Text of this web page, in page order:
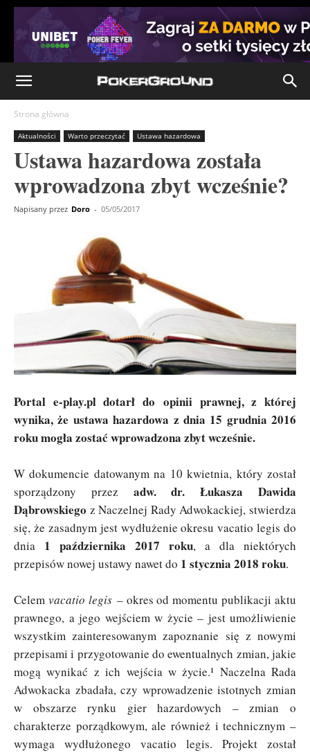
Strona główna
Aktualności Warto przeczytać Ustawa hazardowa
Ustawa hazardowa została
wprowadzona zbyt wcześnie?
Napisany przez Doro - 05/05/2017
Portal e-play.pl dotarł doopinii prawnej, z której
wynika, że ustawa hazardowa z dnia 15 grudnia 2016
roku mogła zostać wprowadzona zbyt wcześnie.
W dokumencie datowanym na 10 kwietnia, który został
sporządzony przez adw. dr. Łukasza Dawida
Dąbrowskiego z Naczelnej Rady Adwokackiej, stwierdza
się, że zasadnym jest wydłużenie okresu vacatio legis do
dnia 1 października 2017 roku, a dla niektórych
przepisów nowej ustawy nawet do 1 stycznia 2018 roku.
Celem vacatio legis– okres od momentu publikacji aktu
prawnego, a jego wejściem w życie – jest umożliwienie
wszystkim zainteresowanym zapoznanie się z nowymi
przepisami i przygotowanie do ewentualnych zmian, jakie
mogą wynikać z ich wejścia w życie.¹ Naczelna Rada
Adwokacka zbadała, czy wprowadzenie istotnych zmian
w obszarze rynku gier hazardowych – zmian o
charakterze porządkowym, ale również i technicznym –
wymaga wydłużonego vacatio legis. Projekt został